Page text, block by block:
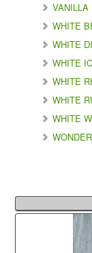
VANILLA
WHITE
WHITE
WHITE
WHITE
WHITE
WHITE